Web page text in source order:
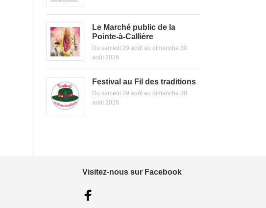
Le Marché public de la
Pointe-à-Callière
Du samedi 29 août au dimanche 30
août 2026
Festival au Fil des traditions
Du samedi 29 août au dimanche 30
août 2026
Visitez-nous sur Facebook